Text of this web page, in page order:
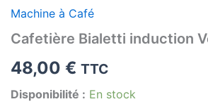
Machine à Café
Cafetière Bialetti induction
48,00 € TTC
Disponibilité : En stock